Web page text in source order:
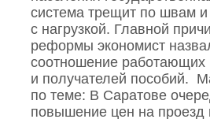
система трещит по швам и
с нагрузкой. Главной
реформы экономист
соотношение работающих
и получателей пособий.
по теме: В Саратове
повышение цен на проезд